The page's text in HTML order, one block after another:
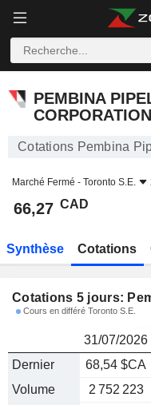
PEMBINA PIPELINE
PEMBINA
CORPORATION
Cotations Pembina
Marché Fermé - Toronto S.E.
66,27 CAD
Synthèse Cotations
Cotations 5 jours:
Cours en différé Toronto S.E.
31/07/2026
Dernier
68,54 $CA
Volume
2 752 223